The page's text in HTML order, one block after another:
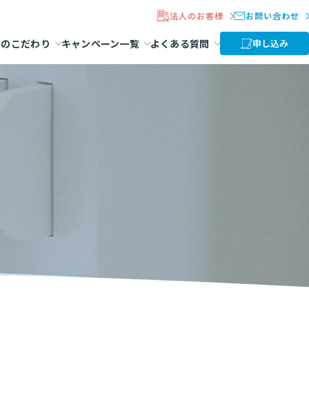
法人のお客様 お問い合わせ
こだわり キャンペーン一覧 よくある質問 申し込み